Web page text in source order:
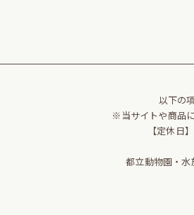
以下の
※当サイトや商品
【定休日】
都立動物園・水